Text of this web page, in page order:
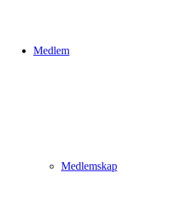
Medlem
Medlemskap